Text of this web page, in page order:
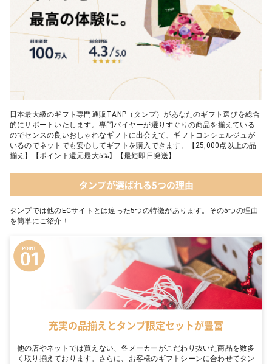
日本最大級のギフト専門通販TANP（タンプ）があなたのギフト選びを総合
的にサポートいたします。専門バイヤーが選りすぐりの商品を揃えている
のでセンスの良いおしゃれなギフトに出会えて、ギフトコンシェルジュが
いるのでネットでも安心してギフトを購入できます。【25,000点以上の品
揃え】【ポイント還元最大5%】【最短即日発送】
タンプが選ばれる5つの理由
タンプでは他のECサイトとは違った5つの特徴があります。その5つの理由
を簡単にご紹介！
充実の品揃えとタンプ限定セットが豊富
他の店やネットでは買えない、各メーカーがこだわり抜いた商品を数多
く取り揃えております。さらに、お客様のギフトシーンに合わせてタン